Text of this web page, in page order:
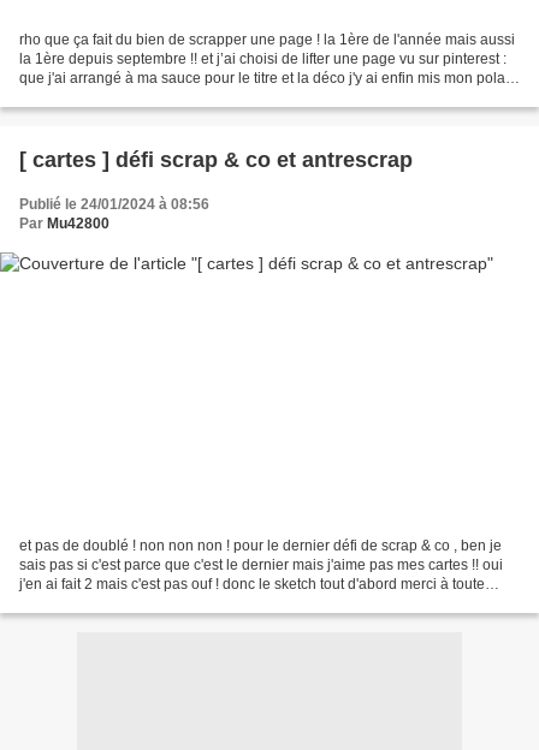
rho que ça fait du bien de scrapper une page ! la 1ère de l'année mais aussi
la 1ère depuis septembre !! et j’ai choisi de lifter une page vu sur pinterest :
que j'ai arrangé à ma sauce pour le titre et la déco j'y ai enfin mis mon pola
[ cartes ] défi scrap & co et antrescrap
Publié le 24/01/2024 à 08:56
Par Mu42800
et pas de doublé ! non non non ! pour le dernier défi de scrap & co , ben je
sais pas si c'est parce que c'est le dernier mais j'aime pas mes cartes !! oui
j'en ai fait 2 mais c'est pas ouf ! donc le sketch tout d'abord merci à toute